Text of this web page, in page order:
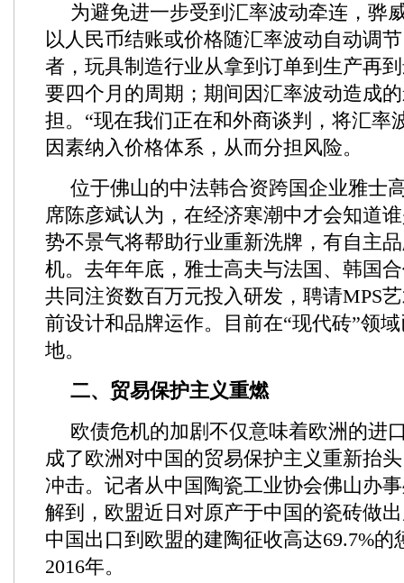
为避免进一步受到汇率波动牵连，骅
以人民币结账或价格随汇率波动自动调
者，玩具制造行业从拿到订单到生产再
要四个月的周期；期间因汇率波动造成
担。“现在我们正在和外商谈判，将汇率
因素纳入价格体系，从而分担风险。
位于佛山的中法韩合资跨国企业雅士
席陈彦斌认为，在经济寒潮中才会知道
势不景气将帮助行业重新洗牌，有自主
机。去年年底，雅士高夫与法国、韩国
共同注资数百万元投入研发，聘请MPS
前设计和品牌运作。目前在“现代砖”领
地。
二、贸易保护主义重燃
欧债危机的加剧不仅意味着欧洲的进
成了欧洲对中国的贸易保护主义重新抬
冲击。记者从中国陶瓷工业协会佛山办
解到，欧盟近日对原产于中国的瓷砖做
中国出口到欧盟的建陶征收高达69.7%的
2016年。